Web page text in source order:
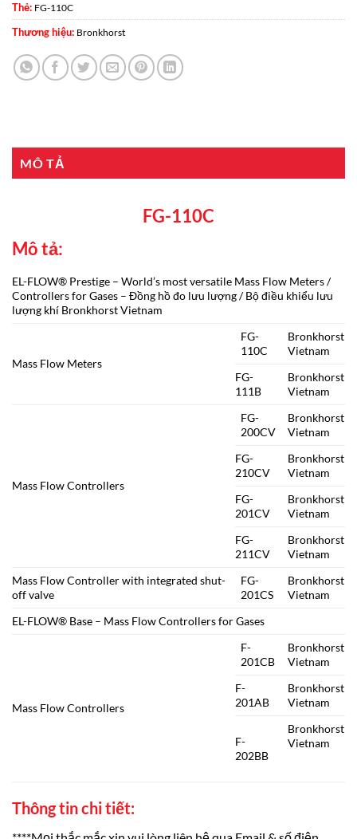
Thẻ: FG-110C
Thương hiệu: Bronkhorst
MÔ TẢ
FG-110C
Mô tả:
EL-FLOW® Prestige – World’s most versatile Mass Flow Meters /
Controllers for Gases – Đồng hồ đo lưu lượng / Bộ điều khiểu lưu
lượng khí Bronkhorst Vietnam
Mass Flow Meters
FG-
110C
Bronkhorst
Vietnam
FG-
111B
Bronkhorst
Vietnam
Mass Flow Controllers
FG-
200CV
Bronkhorst
Vietnam
FG-
210CV
Bronkhorst
Vietnam
FG-
201CV
Bronkhorst
Vietnam
FG-
211CV
Bronkhorst
Vietnam
Mass Flow Controller with integrated shut-
off valve
FG-
201CS
Bronkhorst
Vietnam
EL-FLOW® Base – Mass Flow Controllers for Gases
Mass Flow Controllers
F-
201CB
Bronkhorst
Vietnam
F-
201AB
Bronkhorst
Vietnam
F-
202BB
Bronkhorst
Vietnam
Thông tin chi tiết: